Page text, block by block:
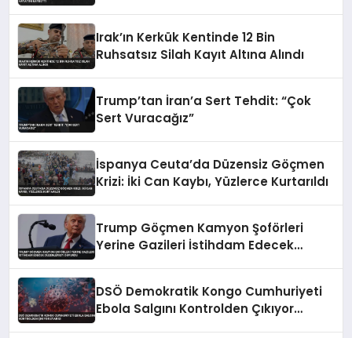
Irak’ın Kerkük Kentinde 12 Bin
Ruhsatsız Silah Kayıt Altına Alındı
Trump’tan İran’a Sert Tehdit: “Çok
Sert Vuracağız”
İspanya Ceuta’da Düzensiz Göçmen
Krizi: İki Can Kaybı, Yüzlerce Kurtarıldı
Trump Göçmen Kamyon Şoförleri
Yerine Gazileri İstihdam Edecek
DSÖ Demokratik Kongo Cumhuriyeti
Ebola Salgını Kontrolden Çıkıyor